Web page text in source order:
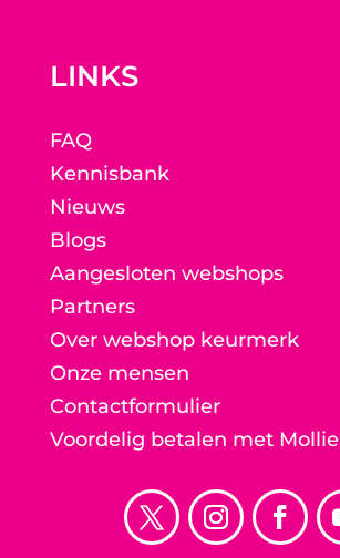
LINKS
FAQ
Kennisbank
Nieuws
Blogs
Aangesloten webshops
Partners
Over webshop keurmerk
Onze mensen
Contactformulier
Voordelig betalen met Mollie